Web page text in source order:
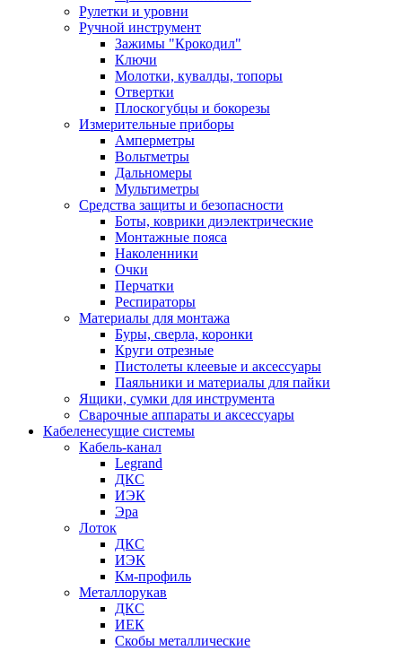
Рулетки и уровни
Ручной инструмент
Зажимы "Крокодил"
Ключи
Молотки, кувалды, топоры
Отвертки
Плоскогубцы и бокорезы
Измерительные приборы
Амперметры
Вольтметры
Дальномеры
Мультиметры
Средства защиты и безопасности
Боты, коврики диэлектрические
Монтажные пояса
Наколенники
Очки
Перчатки
Респираторы
Материалы для монтажа
Буры, сверла, коронки
Круги отрезные
Пистолеты клеевые и аксессуары
Паяльники и материалы для пайки
Ящики, сумки для инструмента
Сварочные аппараты и аксессуары
Кабеленесущие системы
Кабель-канал
Legrand
ДКС
ИЭК
Эра
Лоток
ДКС
ИЭК
Км-профиль
Металлорукав
ДКС
ИЕК
Скобы металлические